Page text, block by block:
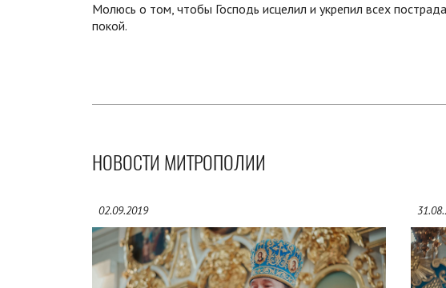
Молюсь о том, чтобы Господь исцелил и укрепил всех
покой.
НОВОСТИ МИТРОПОЛИИ
02.09.2019